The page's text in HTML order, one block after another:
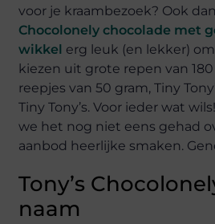
voor je kraambezoek? Ook
Chocolonely chocolade met
wikkel erg leuk (en lekker)
kiezen uit grote repen van
reepjes van 50 gram, Tiny
Tiny Tony’s. Voor ieder wat
we het nog niet eens gehad
aanbod heerlijke smaken.
Tony’s
naam